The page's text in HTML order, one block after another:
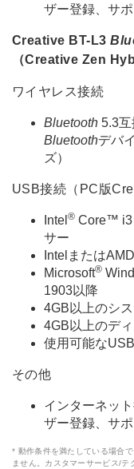
ザー登録、サ
Creative BT-L3
（Creative Zen
ワイヤレス接続
Bluetooth 5.3
Bluetoothデバ
ズ）
USB接続（PC版
Intel ® Core™ i3
サー
Intelまたは
Microsoft®
1903以降
4GB以上のシ
4GB以上のデ
使用可能な
その他
インターネッ
ザー登録、サ
* 動作条件を満たしている場合
ません。カスタマーサービス/